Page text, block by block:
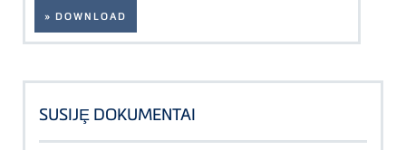
» DOWNLOAD
SUSIJȨ DOKUMENTAI